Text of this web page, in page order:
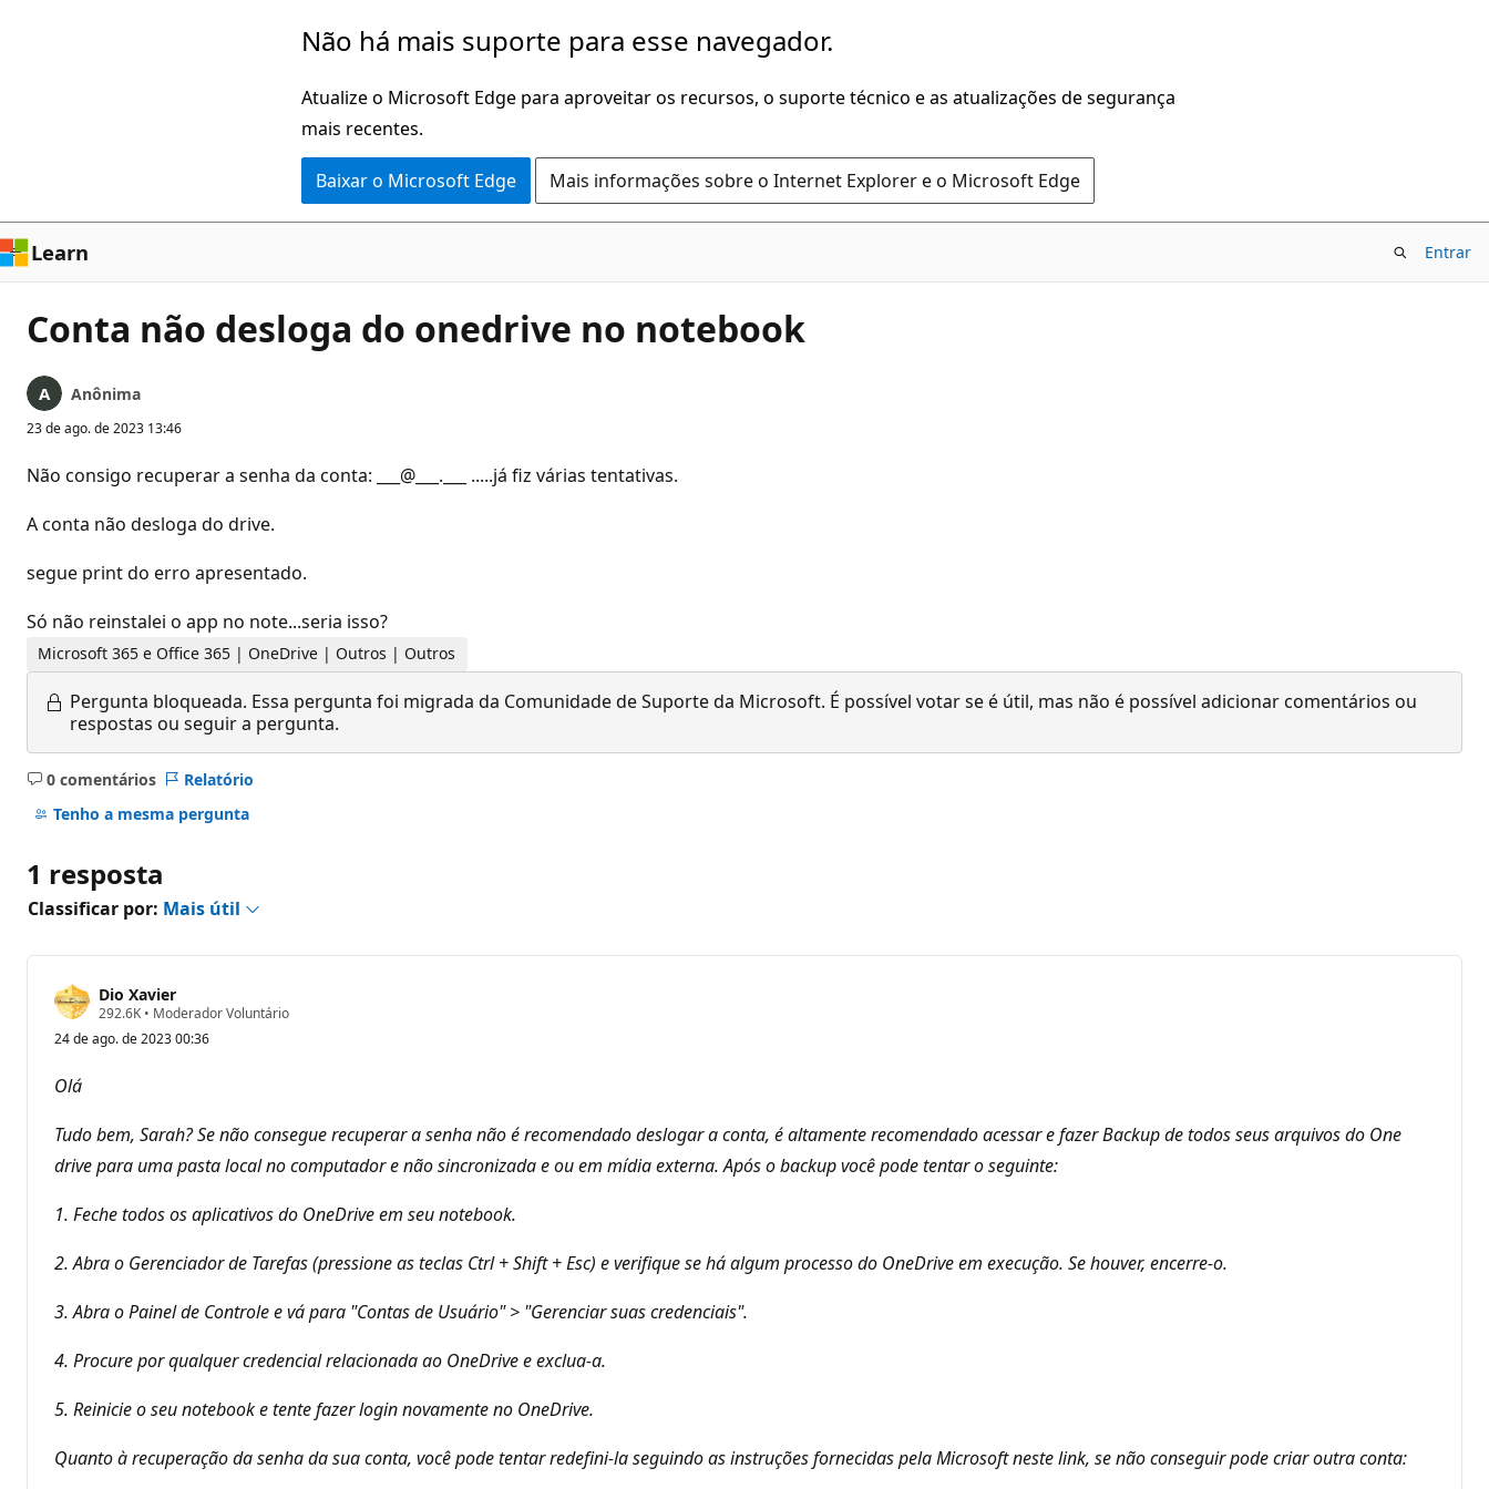
Não há mais suporte para esse navegador.
Atualize o Microsoft Edge para aproveitar os recursos, o suporte técnico e as atualizações de segurança
mais recentes.
Baixar o Microsoft Edge Mais informações sobre o Internet Explorer e o Microsoft Edge
Learn Entrar
Conta não desloga do onedrive no notebook
Anônima
23 de ago. de 2023 13:46
Não consigo recuperar a senha da conta: ___@___.___ .....já fiz várias tentativas.
A conta não desloga do drive.
segue print do erro apresentado.
Só não reinstalei o app no note...seria isso?
Microsoft 365 e Office 365 | OneDrive | Outros | Outros
Pergunta bloqueada. Essa pergunta foi migrada da Comunidade de Suporte da Microsoft. É possível votar se é útil, mas não é possível adicionar comentários ou
respostas ou seguir a pergunta.
0 comentários
Sem
comentários
Relatório
Tenho a mesma pergunta
1 resposta
Classificar por: Mais útil
Dio Xavier
292.6K P
n
e
r
e
p
t
ã
• Moderador Voluntário
24 de ago. de 2023 00:36
Olá
Tudo bem, Sarah? Se não consegue recuperar a senha não é recomendado deslogar a conta, é altamente recomendado acessar e fazer Backup de todos seus arquivos do One
drive para uma pasta local no computador e não sincronizada e ou em mídia externa. Após o backup você pode tentar o seguinte:
1. Feche todos os aplicativos do OneDrive em seu notebook.
2. Abra o Gerenciador de Tarefas (pressione as teclas Ctrl + Shift + Esc) e verifique se há algum processo do OneDrive em execução. Se houver, encerre-o.
3. Abra o Painel de Controle e vá para "Contas de Usuário" > "Gerenciar suas credenciais".
4. Procure por qualquer credencial relacionada ao OneDrive e exclua-a.
5. Reinicie o seu notebook e tente fazer login novamente no OneDrive.
Quanto à recuperação da senha da sua conta, você pode tentar redefini-la seguindo as instruções fornecidas pela Microsoft neste link, se não conseguir pode criar outra conta: